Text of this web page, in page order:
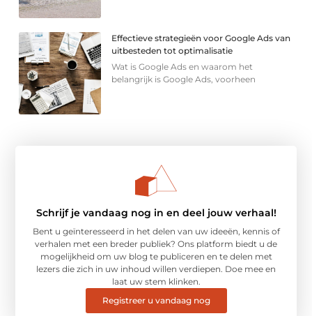
Effectieve strategieën voor Google Ads van
uitbesteden tot optimalisatie
Wat is Google Ads en waarom het
belangrijk is Google Ads, voorheen
Schrijf je vandaag nog in en deel jouw verhaal!
Bent u geïnteresseerd in het delen van uw ideeën, kennis of
verhalen met een breder publiek? Ons platform biedt u de
mogelijkheid om uw blog te publiceren en te delen met
lezers die zich in uw inhoud willen verdiepen. Doe mee en
laat uw stem klinken.
Registreer u vandaag nog